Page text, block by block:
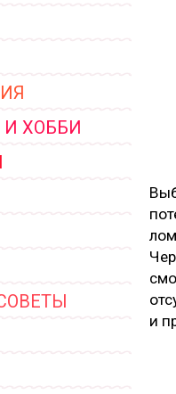
ХОББИ
и